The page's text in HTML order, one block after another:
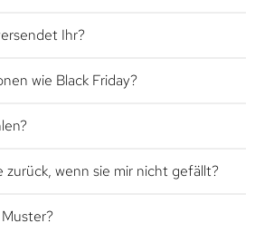
Ihr?
wie Black Friday?
zurück, wenn sie mir nicht gefällt?